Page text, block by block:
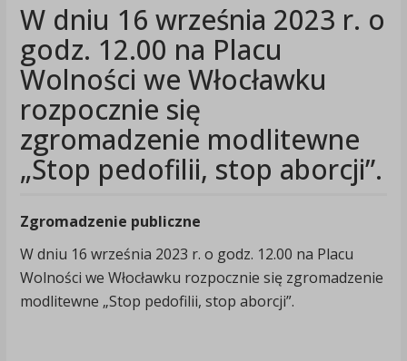
W dniu 16 września 2023 r. o
godz. 12.00 na Placu
Wolności we Włocławku
rozpocznie się
zgromadzenie modlitewne
„Stop pedofilii, stop aborcji”.
Zgromadzenie publiczne
W dniu 16 września 2023 r. o godz. 12.00 na Placu
Wolności we Włocławku rozpocznie się zgromadzenie
modlitewne „Stop pedofilii, stop aborcji”.